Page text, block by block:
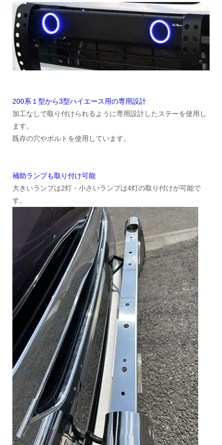
200系１型から3型ハイエース用の専用設計
加工なしで取り付けられるように専用設計したステーを使用し
ます。
既存の穴やボルトを使用しています。
補助ランプも取り付け可能
大きいランプは2灯・小さいランプは4灯の取り付けが可能で
す。